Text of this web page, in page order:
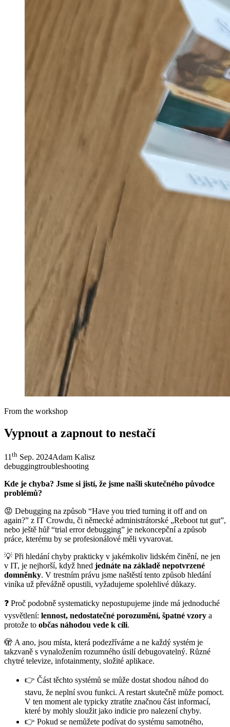
From the workshop
Vypnout a zapnout to nestačí
11 th Sep. 2024Adam Kalisz
debuggingtroubleshooting
Kde je chyba? Jsme si jistí, že jsme našli skutečného původce
problémů?
😡 Debugging na způsob “Have you tried turning it off and on
again?” z IT Crowdu, či německé administrátorské „Reboot tut gut”,
nebo ještě hůř “trial error debugging” je nekoncepční a způsob
práce, kterému by se profesionálové měli vyvarovat.
💡 Při hledání chyby prakticky v jakémkoliv lidském činění, ne jen
v IT, je nejhorší, když hned jednáte na základě nepotvrzené
domněnky. V trestním právu jsme naštěstí tento způsob hledání
viníka už převážně opustili, vyžadujeme spolehlivé důkazy.
❓ Proč podobně systematicky nepostupujeme jinde má jednoduché
vysvětlení: lennost, nedostatečné porozumění, špatné vzory a
protože to občas náhodou vede k cíli.
🫣 A ano, jsou místa, která podezříváme a ne každý systém je
takzvaně s vynaložením rozumného úsilí debugovatelný. Různé
chytré televize, infotainmenty, složité aplikace.
👉 Část těchto systémů se může dostat shodou náhod do
stavu, že neplní svou funkci. A restart skutečně může pomoct.
V ten moment ale typicky ztratíte značnou část informací,
které by mohly sloužit jako indicie pro nalezení chyby.
👉 Pokud se nemůžete podívat do systému samotného,